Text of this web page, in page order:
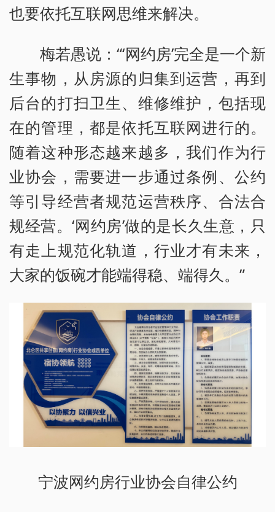
也要依托互联网思维来解决。
梅若愚说：“‘网约房’完全是一个新
生事物，从房源的归集到运营，再到
后台的打扫卫生、维修维护，包括现
在的管理，都是依托互联网进行的。
随着这种形态越来越多，我们作为行
业协会，需要进一步通过条例、公约
等引导经营者规范运营秩序、合法合
规经营。‘网约房’做的是长久生意，只
有走上规范化轨道，行业才有未来，
大家的饭碗才能端得稳、端得久。”
宁波网约房行业协会自律公约